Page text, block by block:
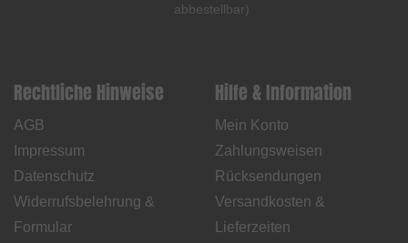
abbestellbar)
Rechtliche Hinweise
AGB
Impressum
Datenschutz
Widerrufsbelehrung &
Formular
Hilfe & Information
Mein Konto
Zahlungsweisen
Rücksendungen
Versandkosten &
Lieferzeiten